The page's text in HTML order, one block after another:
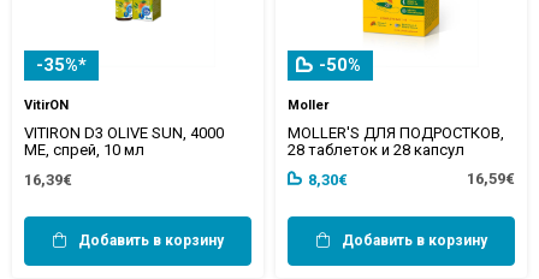
-35%*
VitirON
VITIRON D3 OLIVE SUN, 4000
МЕ, спрей, 10 мл
16,39€
Добавить в корзину
-50%
Moller
MOLLER'S ДЛЯ ПОДРОСТКОВ,
28 таблеток и 28 капсул
8,30€
16,59€
Добавить в корзину